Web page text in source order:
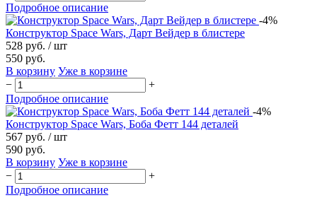
Подробное описание
-4%
Конструктор Space Wars, Дарт Вейдер в блистере
528 руб. / шт
550 руб.
В корзину Уже в корзине
−
+
Подробное описание
-4%
Конструктор Space Wars, Боба Фетт 144 деталей
567 руб. / шт
590 руб.
В корзину Уже в корзине
−
+
Подробное описание